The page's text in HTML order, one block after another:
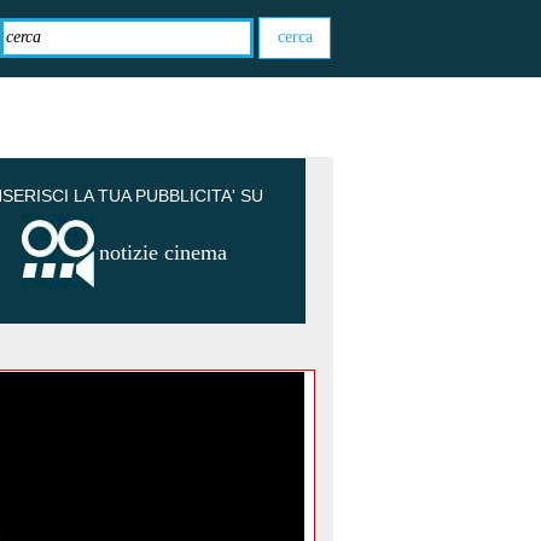
LA TUA PUBBLICITA' SU
notizie cinema